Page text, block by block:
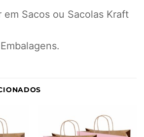
em Sacos ou Sacolas Kraft